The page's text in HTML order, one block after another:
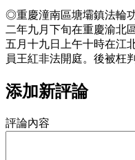
◎重慶潼南區塘壩鎮法輪
二年九月下旬在重慶渝北
五月十九日上午十時在江
員王紅非法開庭。後被枉
添加新評論
評論內容